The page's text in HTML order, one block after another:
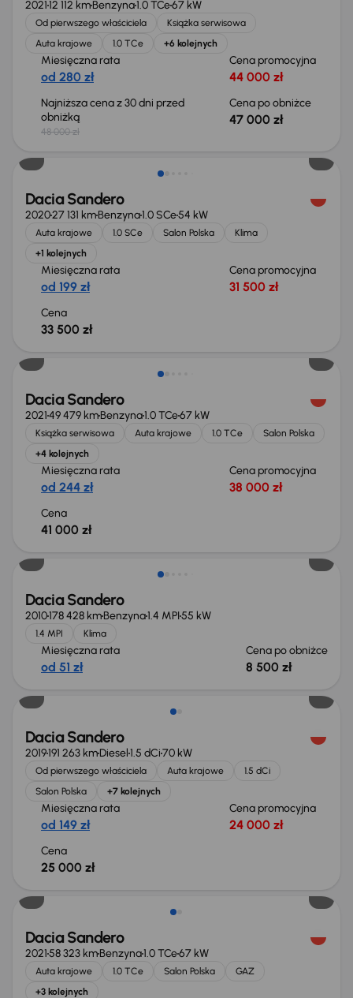
202112 112 kmBenzyna1.0 TCe67 kW
Od pierwszego właściciela
Książka serwisowa
Auta krajowe
1.0 TCe +6 kolejnych
Miesięczna rata
od 280 zł
Cena promocyjna
44 000 zł
Najniższa cena z 30 dni przed
obniżką
48 000 zł
Cena po obniżce
47 000 zł
Dacia Sandero
202027 131 kmBenzyna1.0 SCe54 kW
Auta krajowe 1.0 SCe Salon Polska
Klima
+1 kolejnych
Miesięczna rata
od 199 zł
Cena promocyjna
31 500 zł
Cena
33 500 zł
Możliwość odliczenia VAT
Dacia Sandero
202149 479 kmBenzyna1.0 TCe67 kW
Książka serwisowa Auta krajowe 1.0 TCe
Salon Polska
+4 kolejnych
Miesięczna rata
od 244 zł
Cena promocyjna
38 000 zł
Cena
41 000 zł
Dacia Sandero
2010178 428 kmBenzyna1.4 MPI55 kW
1.4 MPI Klima
Miesięczna rata
od 51 zł
Cena po obniżce
8 500 zł
Dacia Sandero
2019191 263 kmDiesel1.5 dCi70 kW
Od pierwszego właściciela Auta krajowe
1.5 dCi
Salon Polska
+7 kolejnych
Miesięczna rata
od 149 zł
Cena promocyjna
24 000 zł
Cena
25 000 zł
Dacia Sandero
202158 323 kmBenzyna1.0 TCe67 kW
Auta krajowe 1.0 TCe Salon Polska
GAZ
+3 kolejnych